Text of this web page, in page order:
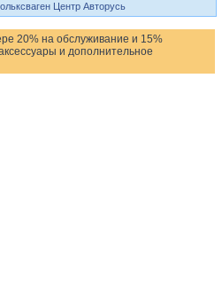
Центр Авторусь
20% на обслуживание и 15%
и дополнительное